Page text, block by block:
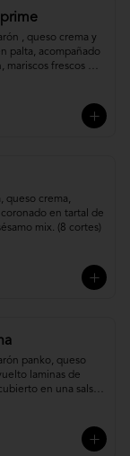
, queso crema y
palta, acompañado
mariscos frescos en
queso crema,
en tartal de
mix. (8 cortes)
panko, queso
laminas de
en una salsa